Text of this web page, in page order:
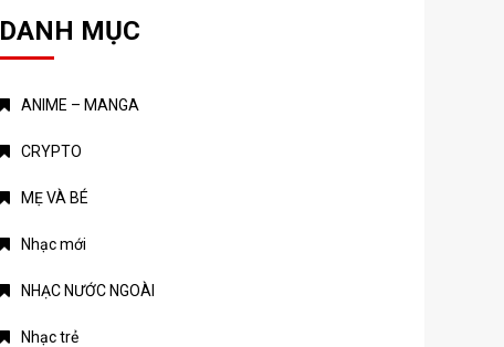
DANH MỤC
ANIME – MANGA
CRYPTO
MẸ VÀ BÉ
Nhạc mới
NHẠC NƯỚC NGOÀI
Nhạc trẻ